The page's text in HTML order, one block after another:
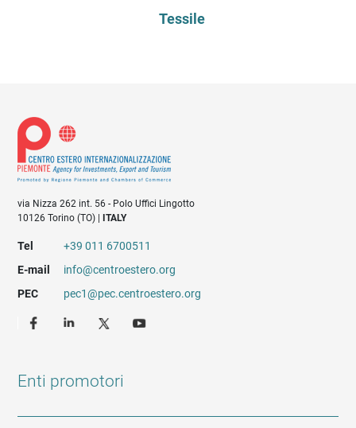
Tessile
via Nizza 262 int. 56 - Polo Uffici Lingotto
10126 Torino (TO) |
ITALY
Tel
+39 011 6700511
E-mail
info@centroestero.org
PEC
pec1@pec.centroestero.org
Enti promotori